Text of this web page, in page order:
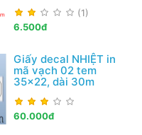
(1)
6.500đ
Giấy decal NHIỆT in
mã vạch 02 tem
35x22, dài 30m
60.000đ